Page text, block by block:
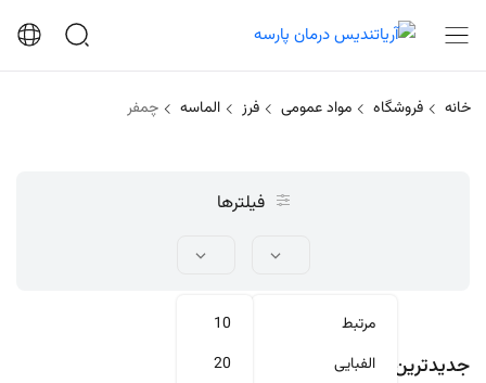
خانه فروشگاه مواد عمومی فرز الماسه چمفر
جدیدترین محصولات
فیلترها
مرتبط
الفبایی
10
20